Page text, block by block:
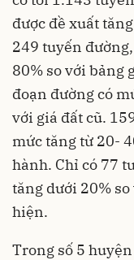
được đề xuất
249 tuyến
80% so với bảng
đoạn đường có
với giá đất cũ.
mức tăng từ 20-
hành. Chỉ có 77
tăng dưới 20%
hiện.
Trong số 5